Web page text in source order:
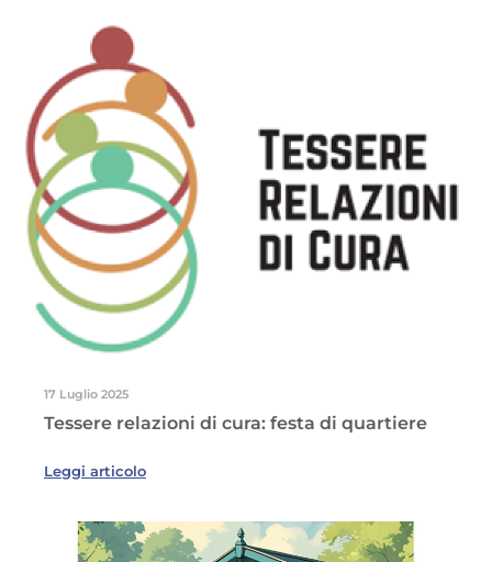
17 Luglio 2025
Tessere relazioni di cura: festa di quartiere
Leggi articolo